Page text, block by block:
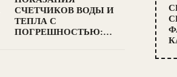
СЧЕТЧИКОВ ВОДЫ И
ТЕПЛА С
ПОГРЕШНОСТЬЮ:…